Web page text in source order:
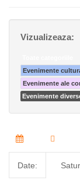
Vizualizeaza:
Evenimente
Evenimente ale
Evenimente
Date: